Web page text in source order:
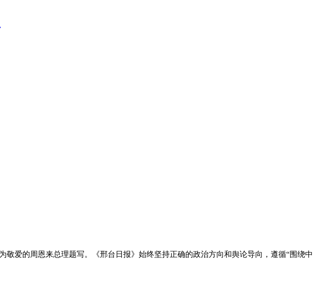
敬爱的周恩来总理题写。《邢台日报》始终坚持正确的政治方向和舆论导向，遵循“围绕中